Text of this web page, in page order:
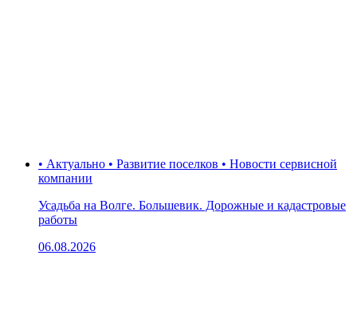
• Актуально • Развитие поселков • Новости сервисной
компании
Усадьба на Волге. Большевик. Дорожные и кадастровые
работы
06.08.2026